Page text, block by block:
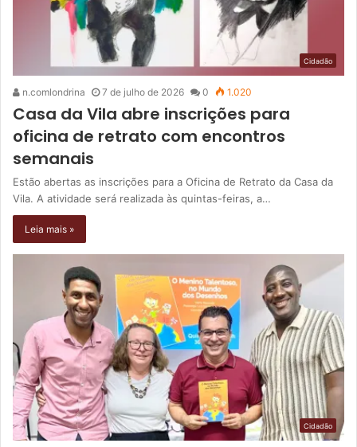
Cidadão
n.comlondrina 7 de julho de 2026 0 1.020
Casa da Vila abre inscrições para
oficina de retrato com encontros
semanais
Estão abertas as inscrições para a Oficina de Retrato da Casa da
Vila. A atividade será realizada às quintas-feiras, a…
Leia mais »
Cidadão